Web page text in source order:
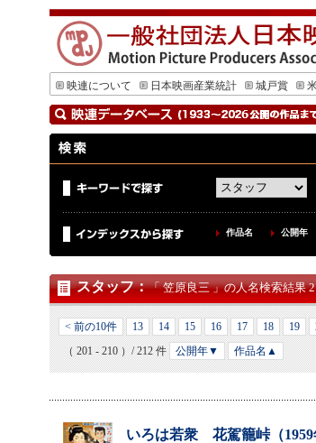
映連について
日本映画産業統計 城戸賞
作品名 公開年
スタッフ：「 笠原良三 」の人名検索結果
< 前の10件 13 14 15 16 17 18 19
（ 201 - 210 ）/ 212 件
公開年▼ 作品名▲
いろは若衆 花駕籠峠（1959